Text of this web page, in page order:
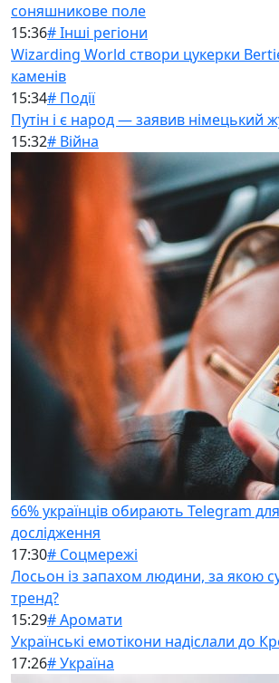
соняшникове поле
15:36# Інші регіони
Wizarding World створи цукерки
каменів
15:34# Події
Путін і є народ — заявив німецький
15:32# Війна
66% українців обирають Telegram
дослідження
17:30# Соцмережі
Лосьон із запахом людини, за якою
тренд?
15:29# Аромати
Українські емотікони надіслали до
17:26# Україна